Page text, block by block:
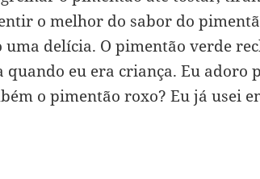
o melhor do sabor do
uma delícia. O pimentão verde
quando eu era criança. Eu adoro
o pimentão roxo? Eu já usei